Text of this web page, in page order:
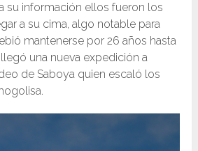
su información ellos fueron los
a su cima, algo notable para
mantenerse por 26 años hasta
una nueva expedición a
de Saboya quien escaló los